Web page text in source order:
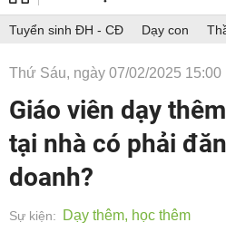
Tuyển sinh ĐH - CĐ Dạy con
Thứ Sáu, ngày 07/02/2025 15:00
Giáo viên dạy
tại nhà có phải
doanh?
Sự kiện: Dạy thêm, học thêm